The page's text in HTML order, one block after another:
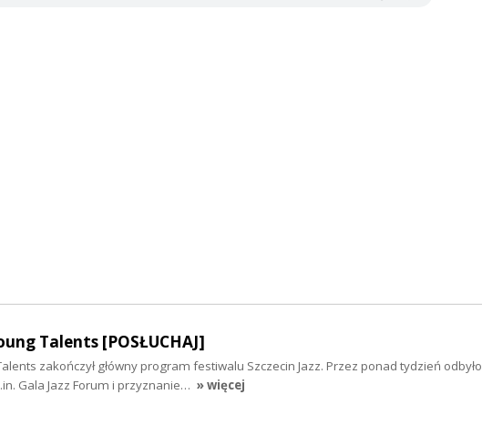
Talents [POSŁUCHAJ]
zakończył główny program festiwalu Szczecin Jazz. Przez ponad tydzień odbyło
Gala Jazz Forum i przyznanie… » więcej